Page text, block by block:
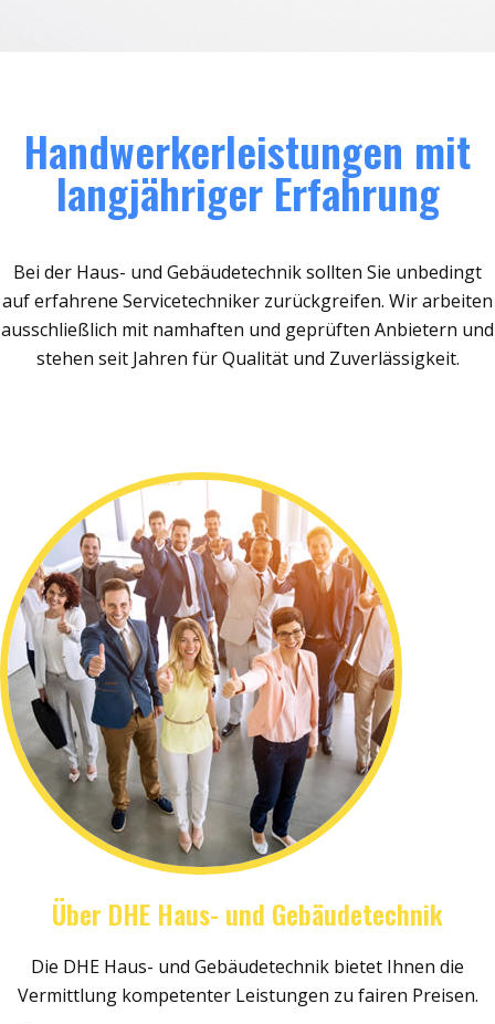
Handwerkerleistungen mit
langjähriger Erfahrung
Bei der Haus- und Gebäudetechnik sollten Sie unbedingt
auf erfahrene Servicetechniker zurückgreifen. Wir arbeiten
ausschließlich mit namhaften und geprüften Anbietern und
stehen seit Jahren für Qualität und Zuverlässigkeit.
Über DHE Haus- und Gebäudetechnik
Die DHE Haus- und Gebäudetechnik bietet Ihnen die
Vermittlung kompetenter Leistungen zu fairen Preisen.